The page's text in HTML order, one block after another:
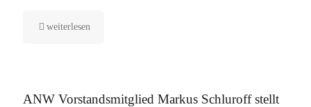
weiterlesen
ANW Vorstandsmitglied Markus Schluroff stellt